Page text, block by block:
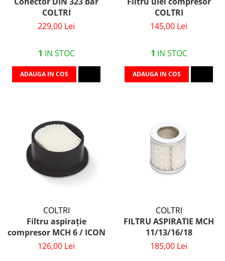
COLTRI
229,00 Lei
1 IN STOC
ADAUGA IN COS
COLTRI
145,00 Lei
1 IN STOC
ADAUGA IN COS
COLTRI
Filtru aspirație
compresor MCH 6 / ICON
126,00 Lei
COLTRI
FILTRU ASPIRATIE MCH
11/13/16/18
185,00 Lei